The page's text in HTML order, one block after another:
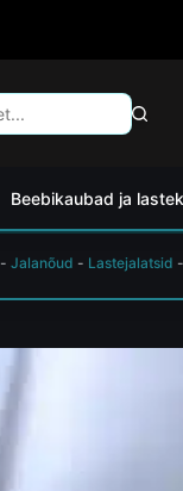
Beebikaubad ja
-Jalanõud - Lastejalatsid -